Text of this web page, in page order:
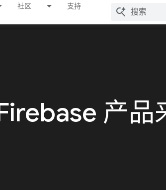
社区 支持
产品